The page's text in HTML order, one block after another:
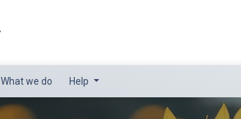
What we do Help